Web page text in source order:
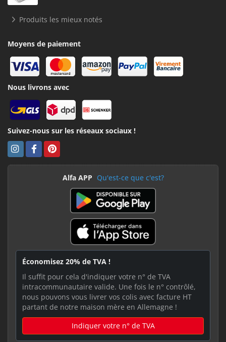
Produits les mieux notés
Moyens de paiement
Nous livrons avec
Suivez-nous sur les réseaux sociaux !
Alfa APP Qu'est-ce que c'est?
Économisez 20% de TVA !
Il suffit pour cela d'indiquer votre n° de TVA
intracommunautaire valide. Une fois le n° contrôlé,
nous pouvons vous livrer vos colis avec facture HT
partant de notre maison mère en Allemagne !
Indiquer votre n° de TVA